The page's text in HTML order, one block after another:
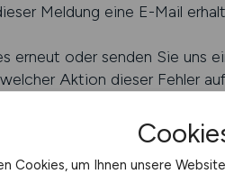
Meldung eine E-Mail
erneut oder senden Sie uns
Aktion dieser Fehler
Cookies, um Ihnen unsere